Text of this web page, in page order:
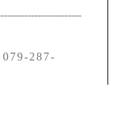
079-287-